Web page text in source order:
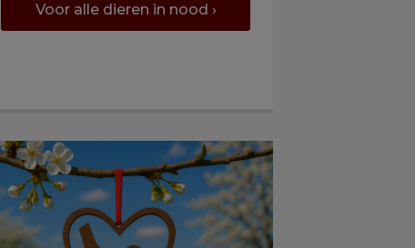
Voor alle dieren in nood ›